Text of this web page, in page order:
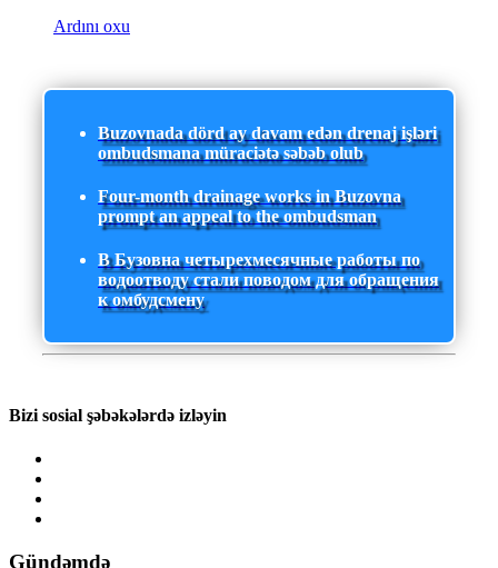
Ardını oxu
Buzovnada dörd ay davam edən drenaj işləri
ombudsmana müraciətə səbəb olub
Four-month drainage works in Buzovna
prompt an appeal to the ombudsman
В Бузовна четырехмесячные работы по
водоотводу стали поводом для обращения
к омбудсмену
Bizi sosial şəbəkələrdə izləyin
Gündəmdə